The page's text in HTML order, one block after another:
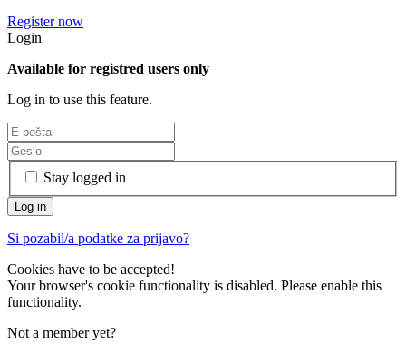
Register now
Login
Available for registred users only
Log in to use this feature.
Stay logged in
Si pozabil/a podatke za prijavo?
Cookies have to be accepted!
Your browser's cookie functionality is disabled. Please enable this
functionality.
Not a member yet?